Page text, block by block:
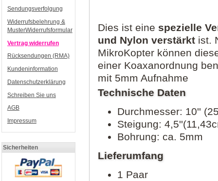
Sendungsverfolgung
Widerrufsbelehrung &
MusterWiderrufsformular
Vertrag widerrufen
Rücksendungen (RMA)
Kundeninformation
Datenschutzerklärung
Schreiben Sie uns
AGB
Impressum
Sicherheiten
Dies ist eine spezielle
und Nylon verstärktist.
MikroKopter können
einer Koaxanordnung
mit 5mm Aufnahme
Technische Daten
Durchmesser: 10''
Steigung:
Bohrung: ca. 5mm
Lieferumfang
1 Paar